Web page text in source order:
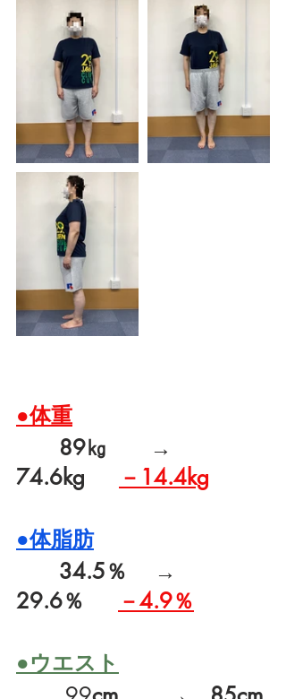
●体重
89㎏　　→
74.6kg
－14.4kg
●体脂肪
34.5％　 →
29.6％
－4.9％
●ウエスト